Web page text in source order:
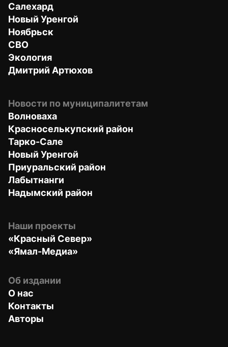
Салехард
Новый Уренгой
Ноябрьск
СВО
Экология
Дмитрий Артюхов
Новости по муниципалитетам
Волноваха
Красноселькупский район
Тарко-Сале
Новый Уренгой
Приуральский район
Лабытнанги
Надымский район
Наши проекты
«Красный Север»
«Ямал-Медиа»
Об издании
О нас
Контакты
Авторы